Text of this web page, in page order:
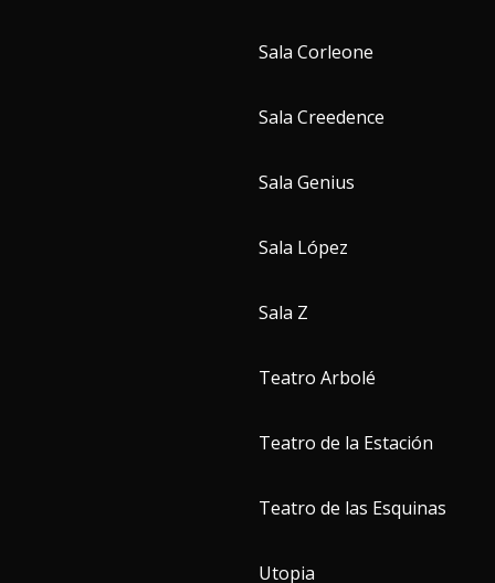
Sala Corleone
Sala Creedence
Sala Genius
Sala López
Sala Z
Teatro Arbolé
Teatro de la Estación
Teatro de las Esquinas
Utopia